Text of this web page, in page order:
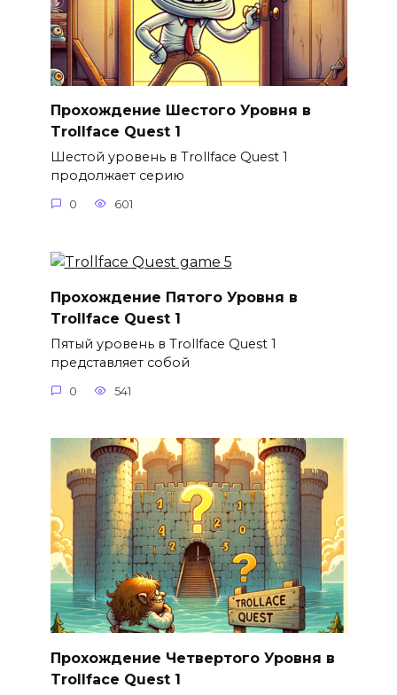
Прохождение Шестого Уровня в
Trollface Quest 1
Шестой уровень в Trollface Quest 1
продолжает серию
0 601
Прохождение Пятого Уровня в
Trollface Quest 1
Пятый уровень в Trollface Quest 1
представляет собой
0 541
Прохождение Четвертого Уровня в
Trollface Quest 1